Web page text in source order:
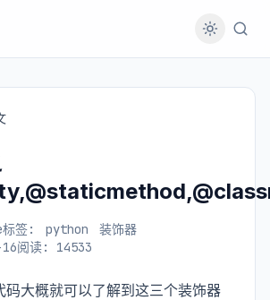
标签: python
装饰器
阅读: 14533
码大概就可以了解到这三个装饰器